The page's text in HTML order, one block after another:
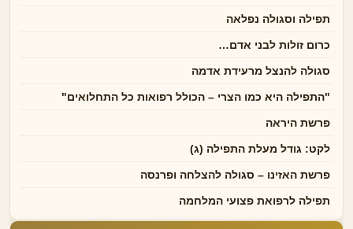
תפילה וסגולה נפלאה
כרום זולות לבני אדם…
סגולה להנצל מרעידת אדמה
"התפילה היא כמו הצרי – הכולל רפואות כל התחלואים"
פרשת היראה
לקט: גודל מעלת התפילה (ג)
פרשת האזינו – סגולה להצלחה ופרנסה
תפילה לרפואת פצועי המלחמה